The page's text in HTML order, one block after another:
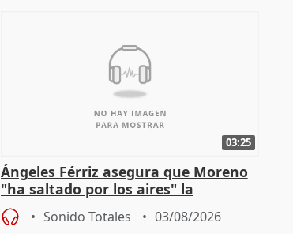
03:25
Ángeles Férriz asegura que Moreno
"ha saltado por los aires" la
negociación tras acuerdo con SMA
Sonido Totales 03/08/2026